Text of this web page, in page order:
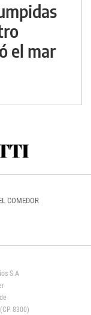
el mar
COMEDOR
S.A
8300)